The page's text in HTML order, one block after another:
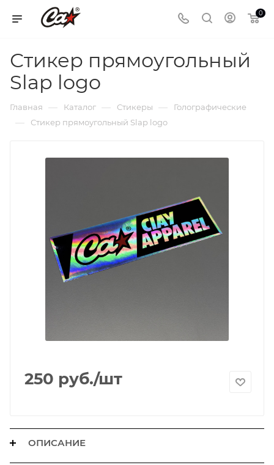
0
Стикер прямоугольный
Slap logo
Главная — Каталог — Стикеры — Голографические
— Стикер прямоугольный Slap logo
250 руб./шт
ОПИСАНИЕ